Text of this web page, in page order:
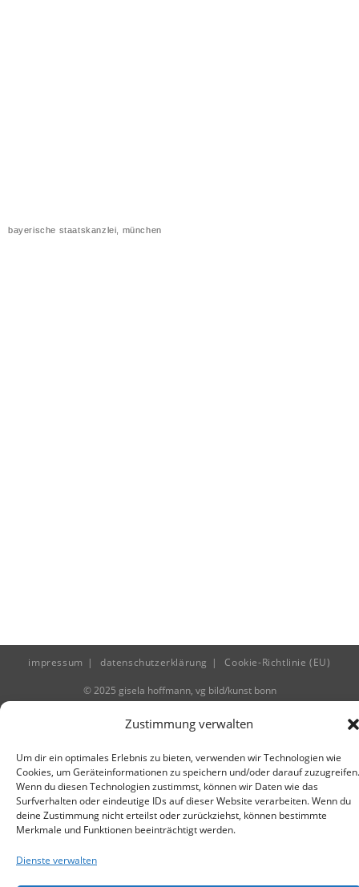
Zustimmung verwalten
Um dir ein optimales Erlebnis zu bieten, verwenden wir Technologien wie
Cookies, um Geräteinformationen zu speichern und/oder darauf zuzugreifen.
Wenn du diesen Technologien zustimmst, können wir Daten wie das
Surfverhalten oder eindeutige IDs auf dieser Website verarbeiten. Wenn du
deine Zustimmung nicht erteilst oder zurückziehst, können bestimmte
Merkmale und Funktionen beeinträchtigt werden.
Dienste verwalten
bayerische staatskanzlei, münchen
impressum datenschutzerklärung Cookie-Richtlinie (EU)
© 2025 gisela hoffmann, vg bild/kunst bonn